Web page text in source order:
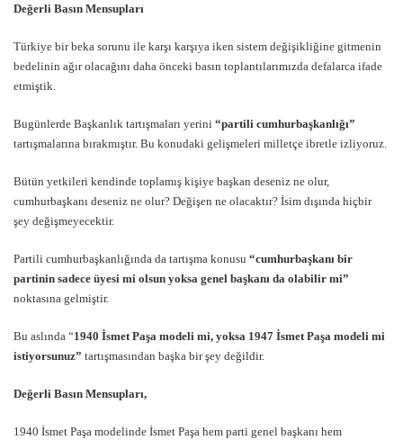
Değerli Basın Mensupları
Türkiye bir beka sorunu ile karşı karşıya iken sistem değişikliğine gitmenin
bedelinin ağır olacağını daha önceki basın toplantılarımızda defalarca ifade
etmiştik.
Bugünlerde Başkanlık tartışmaları yerini “partili cumhurbaşkanlığı”
tartışmalarına bırakmıştır. Bu konudaki gelişmeleri milletçe ibretle izliyoruz.
Bütün yetkileri kendinde toplamış kişiye başkan deseniz ne olur,
cumhurbaşkanı deseniz ne olur? Değişen ne olacaktır? İsim dışında hiçbir
şey değişmeyecektir.
Partili cumhurbaşkanlığında da tartışma konusu “cumhurbaşkanı bir
partinin sadece üyesi mi olsun yoksa genel başkanı da olabilir mi”
noktasına gelmiştir.
Bu aslında “1940 İsmet Paşa modeli mi, yoksa 1947 İsmet Paşa modeli mi
istiyorsunuz” tartışmasından başka bir şey değildir.
Değerli Basın Mensupları,
1940 İsmet Paşa modelinde İsmet Paşa hem parti genel başkanı hem